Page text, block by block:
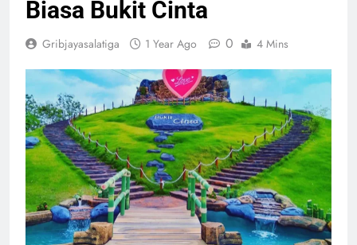
Biasa Bukit Cinta
Gribjayasalatiga 1 Year Ago 0 4 Mins